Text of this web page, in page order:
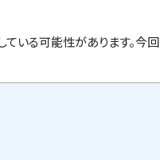
いる可能性があります。今回